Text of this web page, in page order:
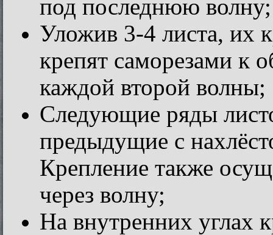
под последнюю волну;
Уложив 3-4 листа, их
крепят саморезами к
каждой второй волны;
Следующие ряды
предыдущие с
Крепление также
через волну;
На внутренних углах